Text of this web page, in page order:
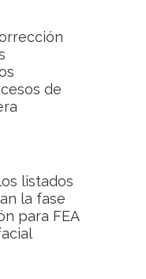
de
listados
la fase
para FEA